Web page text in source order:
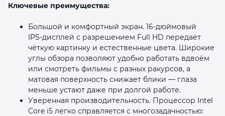
Ключевые преимущества:
Большой и комфортный экран. 16‑дюймовый
IPS‑дисплей с разрешением Full HD передаёт
чёткую картинку и естественные цвета. Широкие
углы обзора позволяют удобно работать вдвоём
или смотреть фильмы с разных ракурсов, а
матовая поверхность снижает блики — глаза
меньше устают даже при долгой работе.
Уверенная производительность. Процессор Intel
Core i5 легко справляется с многозадачностью: